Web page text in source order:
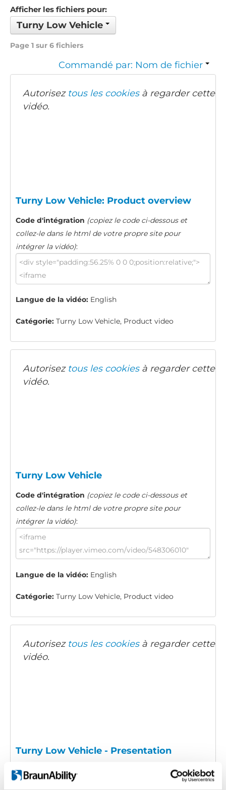
Afficher les fichiers pour:
Turny Low Vehicle
Page 1 sur 6 fichiers
Commandé par: Nom de fichier
Autorisez tous les cookiesà regarder cette
vidéo.
Turny Low Vehicle: Product overview
Code d'intégration (copiez le code ci-dessous et
collez-le dans le html de votre propre site pour
intégrer la vidéo):
Langue de la vidéo: English
Catégorie: Turny Low Vehicle, Product video
Autorisez tous les cookiesà regarder cette
vidéo.
Turny Low Vehicle
Code d'intégration (copiez le code ci-dessous et
collez-le dans le html de votre propre site pour
intégrer la vidéo):
Langue de la vidéo: English
Catégorie: Turny Low Vehicle, Product video
Autorisez tous les cookiesà regarder cette
vidéo.
Turny Low Vehicle - Presentation
La description:A presentation of the Turny Low
Vehicle.